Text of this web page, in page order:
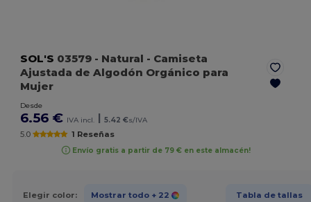
SOL'S 03579 - Natural - Camiseta
Ajustada de Algodón Orgánico para
Mujer
Desde
6.56 € IVA incl. 5.42 €s/IVA
5.0 1 Reseñas
Envío gratis a partir de 79 € en este almacén!
Elegir color: Mostrar todo + 22 Tabla de tallas